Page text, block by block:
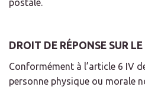
postale.
DROIT DE RÉPONSE SUR
Conformément à l’article 6 IV
personne physique ou morale